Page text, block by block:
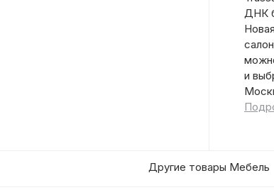
ДНК
и
Другие товары Мебель